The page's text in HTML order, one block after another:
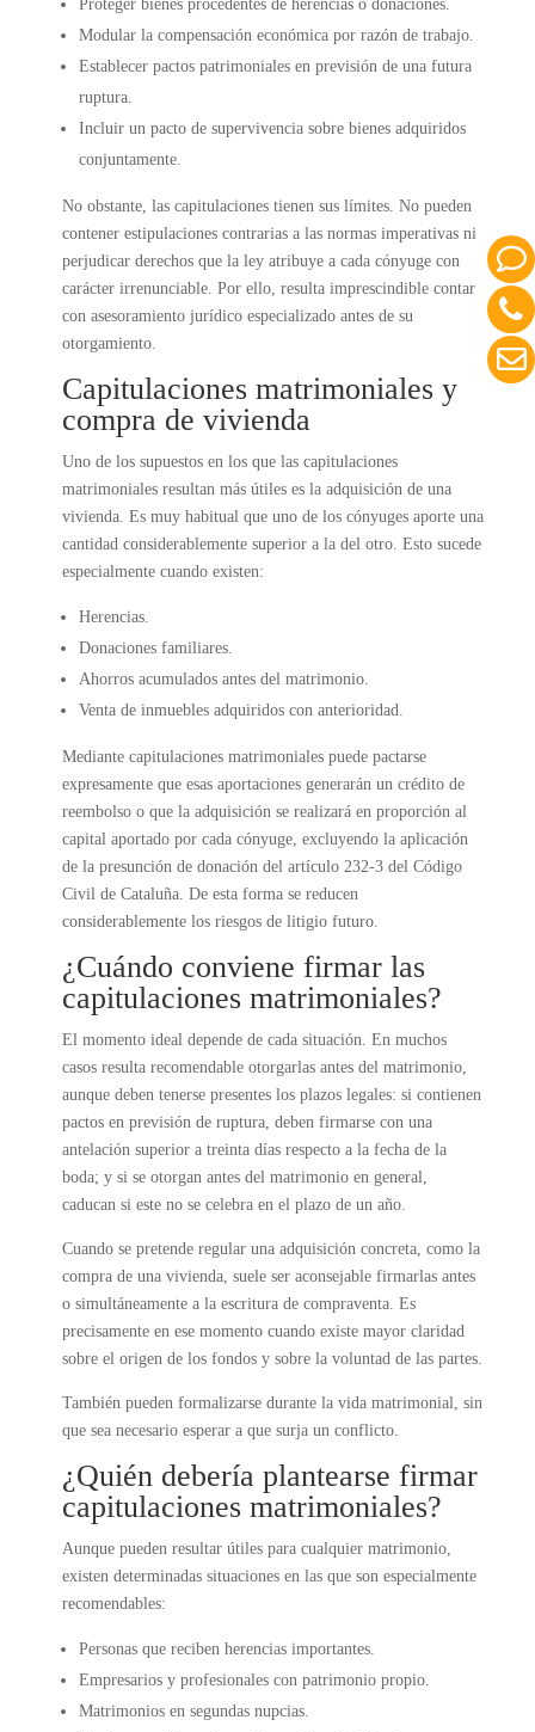
Proteger bienes procedentes de herencias o donaciones.
Modular la compensación económica por razón de trabajo.
Establecer pactos patrimoniales en previsión de una futura
ruptura.
Incluir un pacto de supervivencia sobre bienes adquiridos
conjuntamente.
No obstante, las capitulaciones tienen sus límites. No pueden
contener estipulaciones contrarias a las normas imperativas ni
perjudicar derechos que la ley atribuye a cada cónyuge con
carácter irrenunciable. Por ello, resulta imprescindible contar
con asesoramiento jurídico especializado antes de su
otorgamiento.
Capitulaciones matrimoniales y
compra de vivienda
Uno de los supuestos en los que las capitulaciones
matrimoniales resultan más útiles es la adquisición de una
vivienda. Es muy habitual que uno de los cónyuges aporte una
cantidad considerablemente superior a la del otro. Esto sucede
especialmente cuando existen:
Herencias.
Donaciones familiares.
Ahorros acumulados antes del matrimonio.
Venta de inmuebles adquiridos con anterioridad.
Mediante capitulaciones matrimoniales puede pactarse
expresamente que esas aportaciones generarán un crédito de
reembolso o que la adquisición se realizará en proporción al
capital aportado por cada cónyuge, excluyendo la aplicación
de la presunción de donación del artículo 232-3 del Código
Civil de Cataluña. De esta forma se reducen
considerablemente los riesgos de litigio futuro.
¿Cuándo conviene firmar las
capitulaciones matrimoniales?
El momento ideal depende de cada situación. En muchos
casos resulta recomendable otorgarlas antes del matrimonio,
aunque deben tenerse presentes los plazos legales: si contienen
pactos en previsión de ruptura, deben firmarse con una
antelación superior a treinta días respecto a la fecha de la
boda; y si se otorgan antes del matrimonio en general,
caducan si este no se celebra en el plazo de un año.
Cuando se pretende regular una adquisición concreta, como la
compra de una vivienda, suele ser aconsejable firmarlas antes
o simultáneamente a la escritura de compraventa. Es
precisamente en ese momento cuando existe mayor claridad
sobre el origen de los fondos y sobre la voluntad de las partes.
También pueden formalizarse durante la vida matrimonial, sin
que sea necesario esperar a que surja un conflicto.
¿Quién debería plantearse firmar
capitulaciones matrimoniales?
Aunque pueden resultar útiles para cualquier matrimonio,
existen determinadas situaciones en las que son especialmente
recomendables:
Personas que reciben herencias importantes.
Empresarios y profesionales con patrimonio propio.
Matrimonios en segundas nupcias.